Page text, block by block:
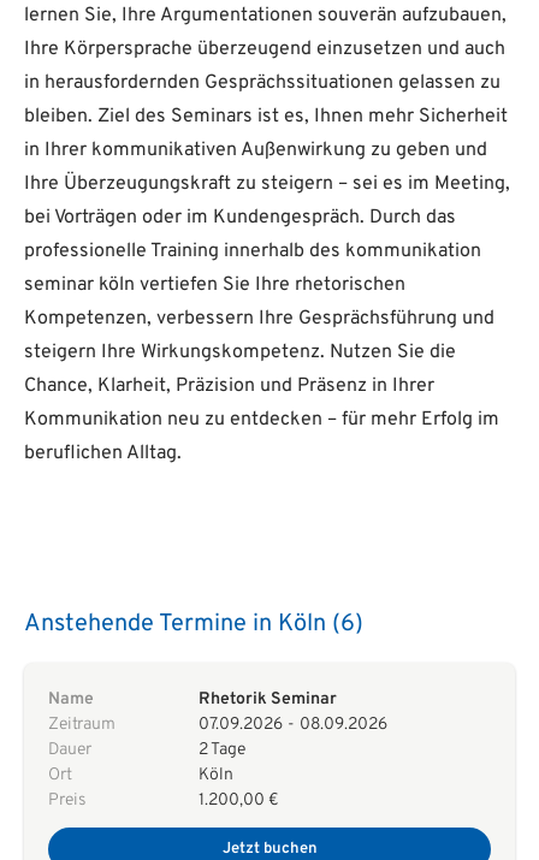
lernen Sie, Ihre Argumentationen souverän aufzubauen,
Ihre Körpersprache überzeugend einzusetzen und auch
in herausfordernden Gesprächssituationen gelassen zu
bleiben. Ziel des Seminars ist es, Ihnen mehr Sicherheit
in Ihrer kommunikativen Außenwirkung zu geben und
Ihre Überzeugungskraft zu steigern – sei es im Meeting,
bei Vorträgen oder im Kundengespräch. Durch das
professionelle Training innerhalb des kommunikation
seminar köln vertiefen Sie Ihre rhetorischen
Kompetenzen, verbessern Ihre Gesprächsführung und
steigern Ihre Wirkungskompetenz. Nutzen Sie die
Chance, Klarheit, Präzision und Präsenz in Ihrer
Kommunikation neu zu entdecken – für mehr Erfolg im
beruflichen Alltag.
Anstehende Termine in Köln (6)
Name
Rhetorik Seminar
Zeitraum
07.09.2026 - 08.09.2026
Dauer
2 Tage
Ort
Köln
Preis
1.200,00 €
Jetzt buchen